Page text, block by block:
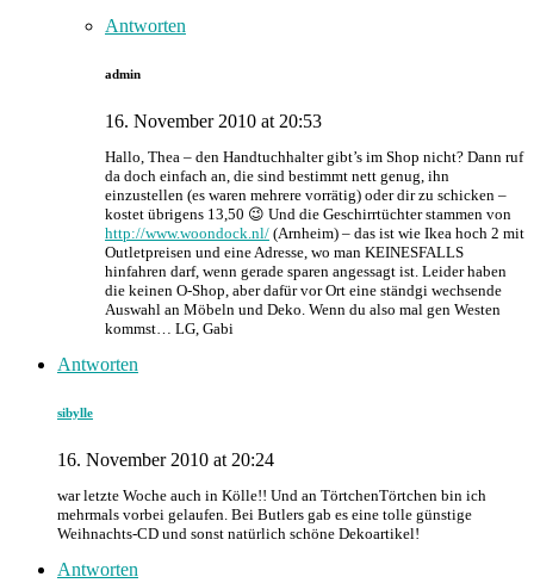
Antworten
admin
16. November 2010 at 20:53
Hallo, Thea – den Handtuchhalter gibt’s im Shop nicht? Dann ruf
da doch einfach an, die sind bestimmt nett genug, ihn
einzustellen (es waren mehrere vorrätig) oder dir zu schicken –
kostet übrigens 13,50 😉 Und die Geschirrtüchter stammen von
http://www.woondock.nl/ (Arnheim) – das ist wie Ikea hoch 2 mit
Outletpreisen und eine Adresse, wo man KEINESFALLS
hinfahren darf, wenn gerade sparen angessagt ist. Leider haben
die keinen O-Shop, aber dafür vor Ort eine ständgi wechsende
Auswahl an Möbeln und Deko. Wenn du also mal gen Westen
kommst… LG, Gabi
Antworten
sibylle
16. November 2010 at 20:24
war letzte Woche auch in Kölle!! Und an TörtchenTörtchen bin ich
mehrmals vorbei gelaufen. Bei Butlers gab es eine tolle günstige
Weihnachts-CD und sonst natürlich schöne Dekoartikel!
Antworten